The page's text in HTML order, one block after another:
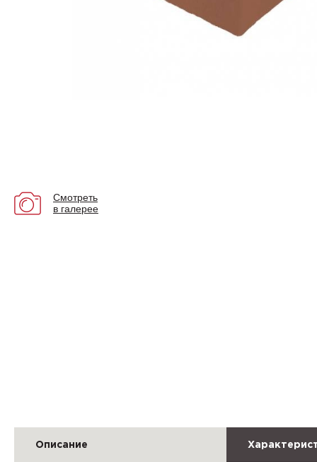
Смотреть
в галерее
Описание